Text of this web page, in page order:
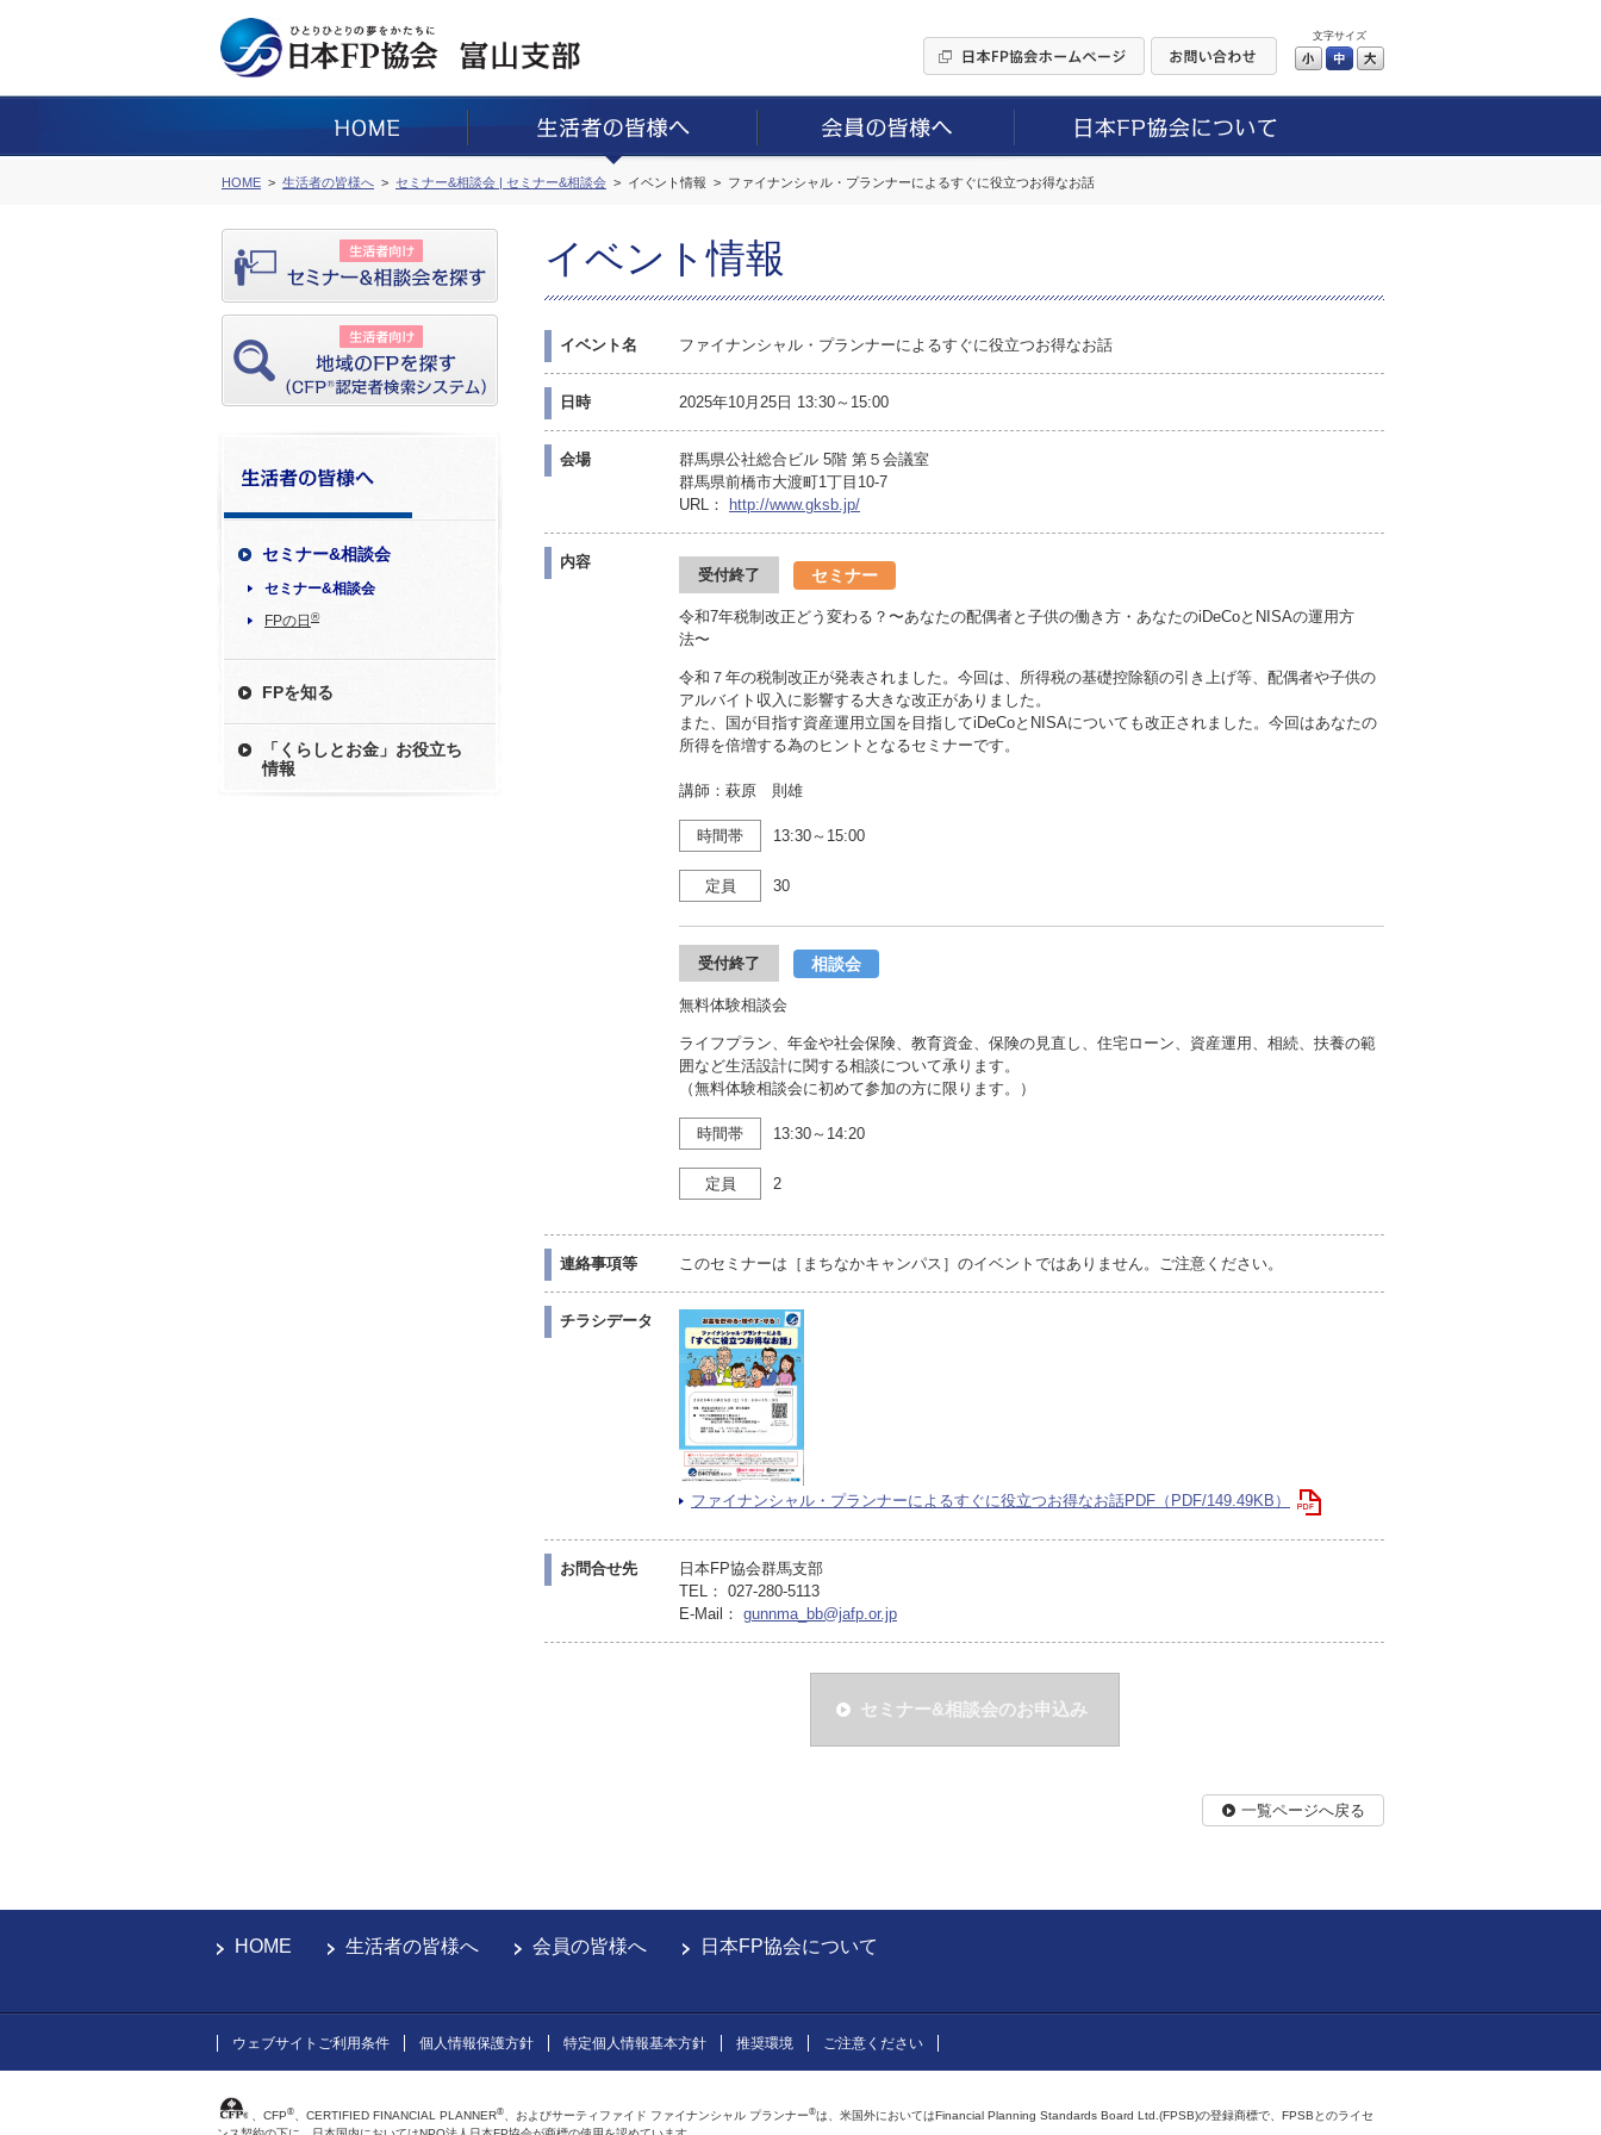
文字サイズ
小 中
HOME 生活者の皆様へ セミナー&相談会 | セミナー&相談会 イベント情報 ファイナンシャル・プランナーによるすぐに役立つお得なお話
セミナー&相談会
セミナー&相談会
FPの日 ®
FPを知る
「くらしとお金」お役立ち
情報
イベント情報
イベント名 ファイナンシャル・プランナーによるすぐに役立つお得なお話
日時 2025年10月25日 13:30～15:00
会場
群馬県公社総合ビル 5階 第５会議室
群馬県前橋市大渡町1丁目10-7
URL：
http://www.gksb.jp/
内容
受付終了 セミナー
令和7年税制改正どう変わる？〜あなたの配偶者と子供の働き方・あなたのiDeCoとNISAの運用方
法〜
令和７年の税制改正が発表されました。今回は、所得税の基礎控除額の引き上げ等、配偶者や子供の
アルバイト収入に影響する大きな改正がありました。
また、国が目指す資産運用立国を目指してiDeCoとNISAについても改正されました。今回はあなたの
所得を倍増する為のヒントとなるセミナーです。
講師：萩原 則雄
時間帯 13:30～15:00
定員 30
受付終了 相談会
無料体験相談会
ライフプラン、年金や社会保険、教育資金、保険の見直し、住宅ローン、資産運用、相続、扶養の範
囲など生活設計に関する相談について承ります。
（無料体験相談会に初めて参加の方に限ります。）
時間帯 13:30～14:20
定員 2
連絡事項等 このセミナーは［まちなかキャンパス］のイベントではありません。ご注意ください。
チラシデータ
ファイナンシャル・プランナーによるすぐに役立つお得なお話PDF（PDF/149.49KB）
お問合せ先
日本FP協会群馬支部
TEL： 027-280-5113
E-Mail： gunnma_bb@jafp.or.jp
セミナー&相談会のお申込み
一覧ページへ戻る
HOME 生活者の皆様へ 会員の皆様へ 日本FP協会について
ウェブサイトご利用条件 個人情報保護方針 特定個人情報基本方針 推奨環境 ご注意ください
、CFP®、CERTIFIED FINANCIAL PLANNER®、およびサーティファイド ファイナンシャル プランナー®は、米国外においてはFinancial Planning Standards Board Ltd.(FPSB)の登録商標で、FPSBとのライセ